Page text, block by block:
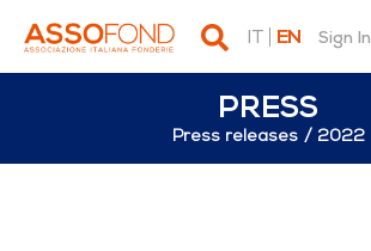
IT EN Sign In
PRESS
Press releases 2022